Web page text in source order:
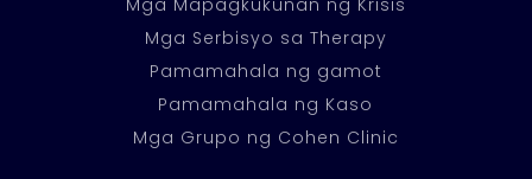
Mga Serbisyo sa Therapy
Pamamahala ng gamot
Pamamahala ng Kaso
Mga Grupo ng Cohen Clinic